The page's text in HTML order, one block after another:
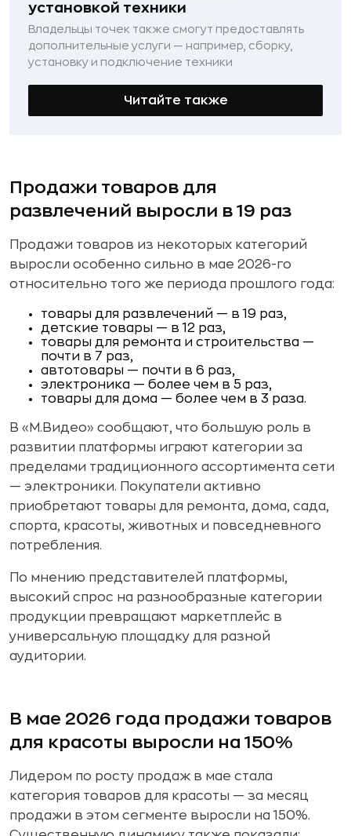
установкой техники
Владельцы точек также смогут предоставлять
дополнительные услуги — например, сборку,
установку и подключение техники
Читайте также
Продажи товаров для
развлечений выросли в 19 раз
Продажи товаров из некоторых категорий
выросли особенно сильно в мае 2026-го
относительно того же периода прошлого года:
товары для развлечений — в 19 раз,
детские товары — в 12 раз,
товары для ремонта и строительства —
почти в 7 раз,
автотовары — почти в 6 раз,
электроника — более чем в 5 раз,
товары для дома — более чем в 3 раза.
В «М.Видео» сообщают, что большую роль в
развитии платформы играют категории за
пределами традиционного ассортимента сети
— электроники. Покупатели активно
приобретают товары для ремонта, дома, сада,
спорта, красоты, животных и повседневного
потребления.
По мнению представителей платформы,
высокий спрос на разнообразные категории
продукции превращают маркетплейс в
универсальную площадку для разной
аудитории.
В мае 2026 года продажи товаров
для красоты выросли на 150%
Лидером по росту продаж в мае стала
категория товаров для красоты — за месяц
продажи в этом сегменте выросли на 150%.